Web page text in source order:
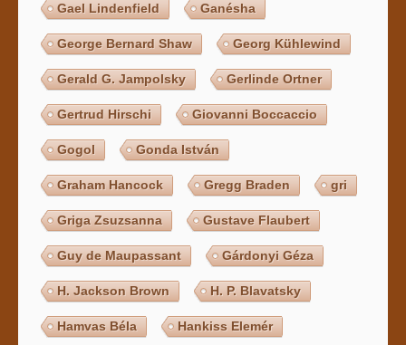
Gael Lindenfield Ganésha
George Bernard Shaw Georg Kühlewind
Gerald G. Jampolsky Gerlinde Ortner
Gertrud Hirschi Giovanni Boccaccio
Gogol Gonda István
Graham Hancock Gregg Braden gri
Griga Zsuzsanna Gustave Flaubert
Guy de Maupassant Gárdonyi Géza
H. Jackson Brown H. P. Blavatsky
Hamvas Béla Hankiss Elemér